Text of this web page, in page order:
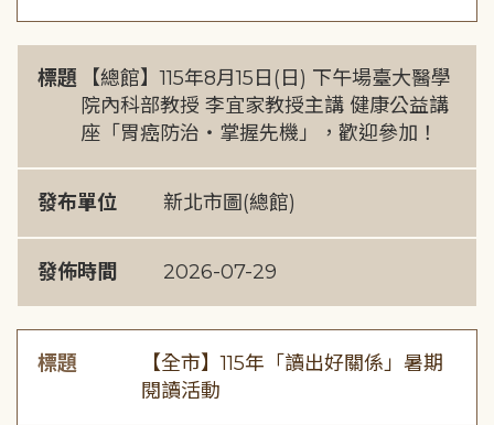
標題
【總館】115年8月15日(日) 下午場臺大醫學
院內科部教授 李宜家教授主講 健康公益講
座「胃癌防治・掌握先機」，歡迎參加！
發布單位 新北市圖(總館)
發佈時間 2026-07-29
標題
【全市】115年「讀出好關係」暑期
閱讀活動